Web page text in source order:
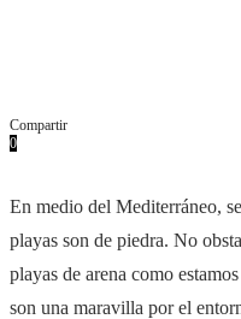
Compartir
0
En medio del Mediterráneo,
playas son de piedra. No
playas de arena como
son una maravilla por el